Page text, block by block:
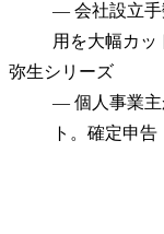
— 会社設立
用を大幅カッ
弥生シリーズ
— 個人事業
ト。確定申告